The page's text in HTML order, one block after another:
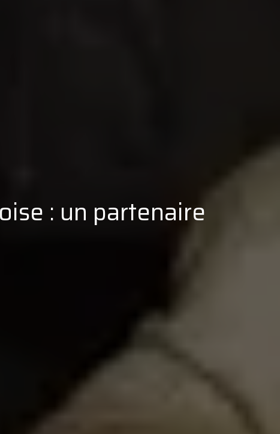
: un partenaire